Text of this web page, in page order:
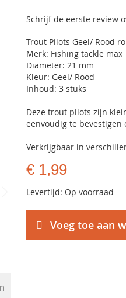
Schrijf de eerste review
Trout Pilots Geel/ Rood
Merk: Fishing tackle max
Diameter: 21 mm
Kleur: Geel/ Rood
Inhoud: 3 stuks
Deze trout pilots zijn
eenvoudig te bevestigen
Verkrijgbaar in
€ 1,99
Levertijd: Op voorraad
Voeg toe aan